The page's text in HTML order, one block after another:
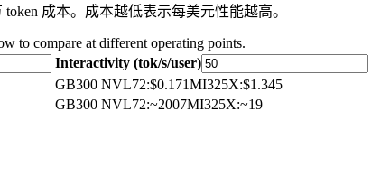
成本。成本越低表示每美元性能越高。
to compare at different operating points.
Interactivity (tok/s/user)
GB300 NVL72:$0.171MI325X:$1.345
GB300 NVL72:~2007MI325X:~19